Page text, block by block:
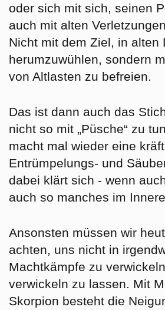
oder sich mit sich, seinen
auch mit alten
Nicht mit dem Ziel, in alten
herumzuwühlen, sondern
von Altlasten zu befreien.
Das ist dann auch das
nicht so mit „Püsche“ zu
macht mal wieder eine
Entrümpelungs- und
dabei klärt sich - wenn
auch so manches im
Ansonsten müssen wir
achten, uns nicht in
Machtkämpfe zu
verwickeln zu lassen. Mit
Skorpion besteht die